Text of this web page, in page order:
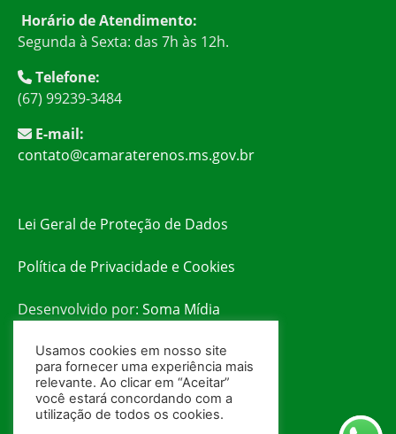
Horário de Atendimento:
Segunda à Sexta: das 7h às 12h.
Telefone:
(67) 99239-3484
E-mail:
contato@camaraterenos.ms.gov.br
Lei Geral de Proteção de Dados
Política de Privacidade e Cookies
Desenvolvido por: Soma Mídia
Usamos cookies em nosso site
para fornecer uma experiência mais
relevante. Ao clicar em “Aceitar”
você estará concordando com a
utilização de todos os cookies.